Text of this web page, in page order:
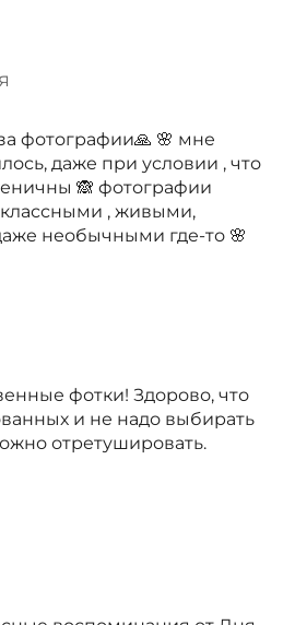
фотографии🙏 🌸 мне
даже при условии , что
🙈 фотографии
, живыми,
необычными где-то 🌸
фотки! Здорово, что
и не надо выбирать
отретушировать.